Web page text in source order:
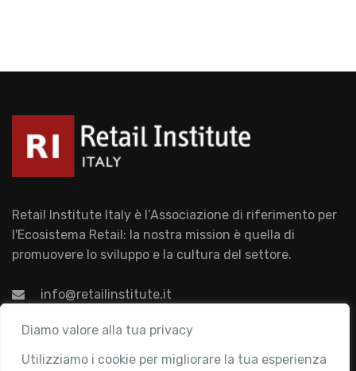
Diamo valore alla tua privacy
Utilizziamo i cookie per migliorare la tua esperienza
Retail Institute Italy è l’Associazione di riferimento per
l'Ecosistema Retail: la nostra mission è quella di
promuovere lo sviluppo e la cultura del settore.
info@retailinstitute.it
Associazione
Chi siamo